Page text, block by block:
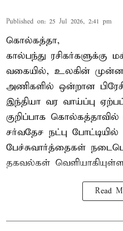
Published on: 25 Jul 2026, 2:41 pm
கொல்கத்தா,
கால்பந்து ரசிகர்களுக்கு
வகையில், உலகின்
அணிகளில் ஒன்றான
இந்தியா வர வாய்ப்பு
குறிப்பாக கொல்கத்தாவில்
சர்வதேச நட்பு
பேச்சுவார்த்தைகள்
தகவல்கள்
Read